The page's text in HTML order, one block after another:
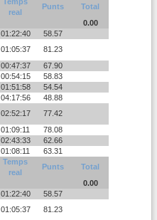
real
Punts
Total
0.00
01:22:40
58.57
01:05:37
81.23
00:47:37
67.90
00:54:15
58.83
01:51:58
54.54
04:17:56
48.88
02:52:17
77.42
01:09:11
78.08
02:43:33
62.66
01:08:11
63.31
Temps
real
Punts
Total
0.00
01:22:40
58.57
01:05:37
81.23